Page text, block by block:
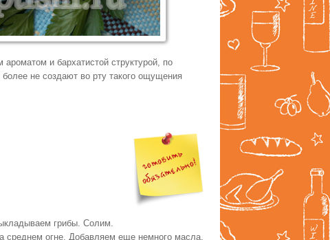
и бархатистой структурой, по
не создают во рту такого ощущения
грибы. Солим.
среднем огне. Добавляем еще немного масла,